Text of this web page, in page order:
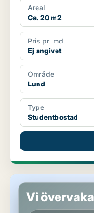
Areal
Ca. 20 m2
Pris pr. md.
Ej angivet
Område
Lund
Type
Studentbostad
Hus i Vellinge, Höllviken
Vi